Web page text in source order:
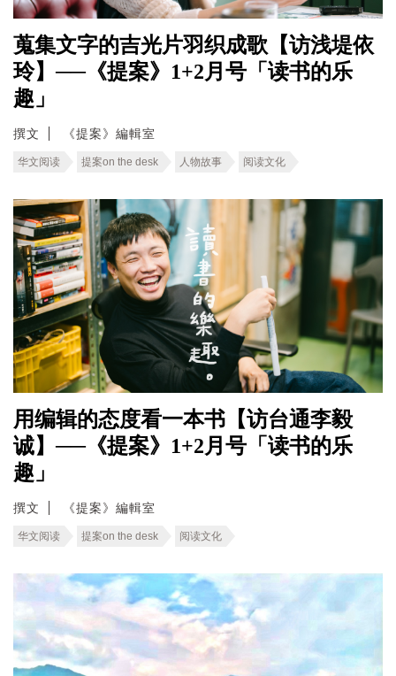
蒐集文字的吉光片羽织成歌【访浅堤依
玲】──《提案》1+2月号「读书的乐
趣」
撰文 《提案》編輯室
华文阅读 提案on the desk 人物故事 阅读文化
用编辑的态度看一本书【访台通李毅
诚】──《提案》1+2月号「读书的乐
趣」
撰文 《提案》編輯室
华文阅读 提案on the desk 阅读文化